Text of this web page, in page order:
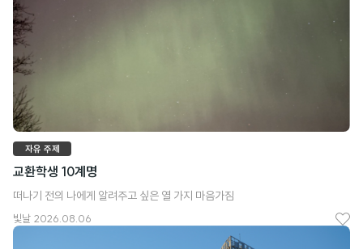
자유 주제
교환학생 10계명
떠나기 전의 나에게 알려주고 싶은 열 가지 마음가짐
빛날 2026.08.06
좋